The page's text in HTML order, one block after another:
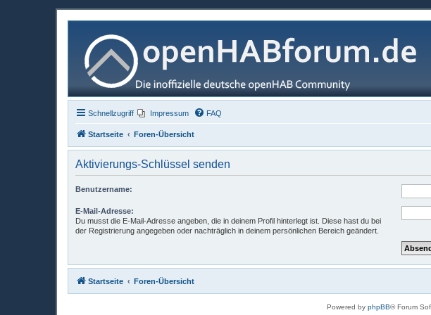
Schnellzugriff Impressum FAQ
Startseite Foren-Übersicht
Aktivierungs-Schlüssel senden
Benutzername:
E-Mail-Adresse:
Du musst die E-Mail-Adresse angeben, die in deinem Profil hinterlegt ist. Diese hast du bei
der Registrierung angegeben oder nachträglich in deinem persönlichen Bereich geändert.
Startseite Foren-Übersicht
Powered by phpBB® Forum